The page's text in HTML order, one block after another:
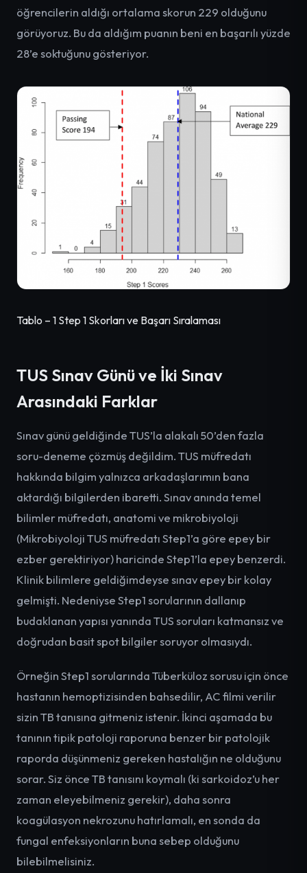
öğrencilerin aldığı ortalama skorun 229 olduğunu
görüyoruz. Bu da aldığım puanın beni en başarılı yüzde
28’e soktuğunu gösteriyor.
Tablo – 1 Step 1 Skorları ve Başarı Sıralaması
TUS Sınav Günü ve İki Sınav
Arasındaki Farklar
Sınav günü geldiğinde TUS’la alakalı 50’den fazla
soru-deneme çözmüş değildim. TUS müfredatı
hakkında bilgim yalnızca arkadaşlarımın bana
aktardığı bilgilerden ibaretti. Sınav anında temel
bilimler müfredatı, anatomi ve mikrobiyoloji
(Mikrobiyoloji TUS müfredatı Step1’a göre epey bir
ezber gerektiriyor) haricinde Step1’la epey benzerdi.
Klinik bilimlere geldiğimdeyse sınav epey bir kolay
gelmişti. Nedeniyse Step1 sorularının dallanıp
budaklanan yapısı yanında TUS soruları katmansız ve
doğrudan basit spot bilgiler soruyor olmasıydı.
Örneğin Step1 sorularında Tüberküloz sorusu için önce
hastanın hemoptizisinden bahsedilir, AC filmi verilir
sizin TB tanısına gitmeniz istenir. İkinci aşamada bu
tanının tipik patoloji raporuna benzer bir patolojik
raporda düşünmeniz gereken hastalığın ne olduğunu
sorar. Siz önce TB tanısını koymalı (ki sarkoidoz’u her
zaman eleyebilmeniz gerekir), daha sonra
koagülasyon nekrozunu hatırlamalı, en sonda da
fungal enfeksiyonların buna sebep olduğunu
bilebilmelisiniz.